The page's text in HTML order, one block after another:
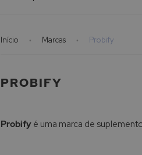
Início Marcas Probify
PROBIFY
Probifyé uma marca de